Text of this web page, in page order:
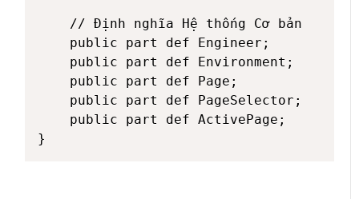
    // Định nghĩa Hệ thống Cơ bản
    public part def Engineer;
    public part def Environment;
    public part def Page;
    public part def PageSelector;
    public part def ActivePage;